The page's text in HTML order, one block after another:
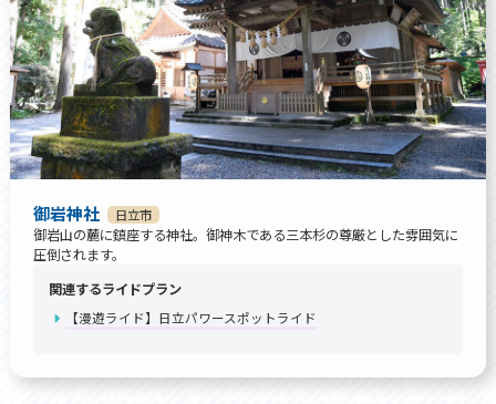
御岩神社 日立市
御岩山の麓に鎮座する神社。御神木である三本杉の尊厳とした雰囲気に
圧倒されます。
関連するライドプラン
【漫遊ライド】日立パワースポットライド